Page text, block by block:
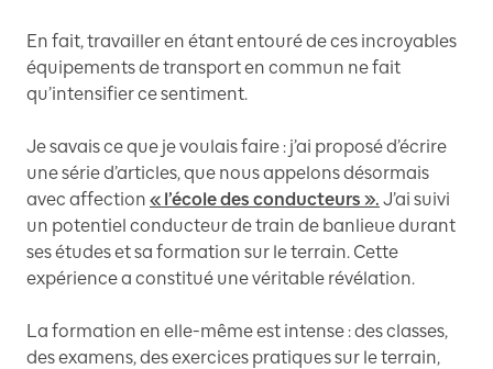
En fait, travailler en étant entouré de ces incroyables
équipements de transport en commun ne fait
qu’intensifier ce sentiment.
Je savais ce que je voulais faire : j’ai proposé d’écrire
une série d’articles, que nous appelons désormais
avec affection « l’école des conducteurs ». J’ai suivi
un potentiel conducteur de train de banlieue durant
ses études et sa formation sur le terrain. Cette
expérience a constitué une véritable révélation.
La formation en elle-même est intense : des classes,
des examens, des exercices pratiques sur le terrain,